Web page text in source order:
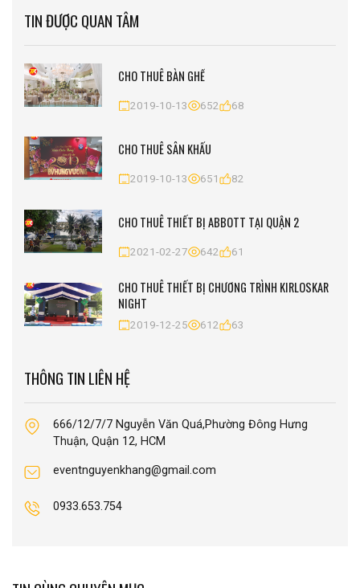
TIN ĐƯỢC QUAN TÂM
CHO THUÊ BÀN GHẾ
2019-10-13 652 68
CHO THUÊ SÂN KHẤU
2019-10-13 651 82
CHO THUÊ THIẾT BỊ ABBOTT TẠI QUẬN 2
2021-02-27 642 61
CHO THUÊ THIẾT BỊ CHƯƠNG TRÌNH KIRLOSKAR
NIGHT
2019-12-25 612 63
THÔNG TIN LIÊN HỆ
666/12/7/7 Nguyễn Văn Quá,Phường Đông Hưng
Thuận, Quận 12, HCM
eventnguyenkhang@gmail.com
0933.653.754